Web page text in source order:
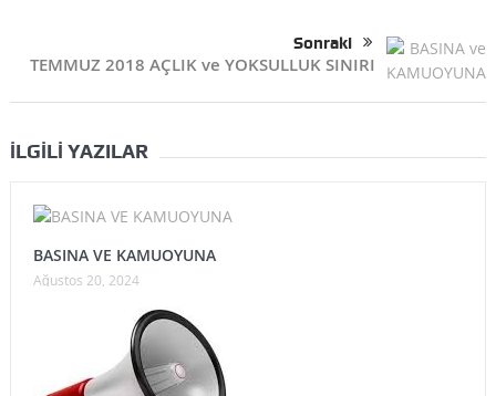
Sonraki
TEMMUZ 2018 AÇLIK ve YOKSULLUK SINIRI
İLGILI YAZILAR
BASINA VE KAMUOYUNA
Ağustos 20, 2024